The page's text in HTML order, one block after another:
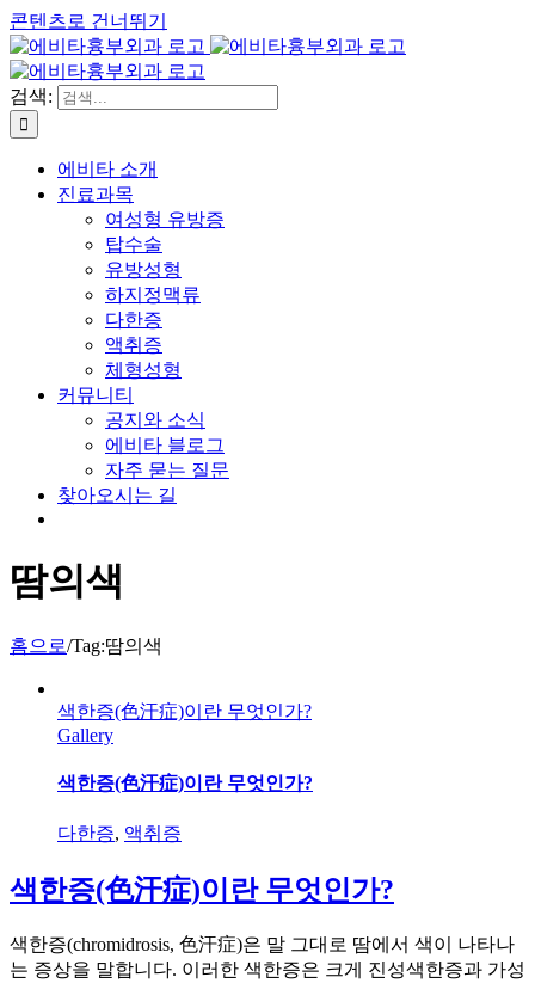
콘텐츠로 건너뛰기
검색:
에비타 소개
진료과목
여성형 유방증
탑수술
유방성형
하지정맥류
다한증
액취증
체형성형
커뮤니티
공지와 소식
에비타 블로그
자주 묻는 질문
찾아오시는 길
땀의색
홈으로/Tag:땀의색
색한증(色汗症)이란 무엇인가?
Gallery
색한증(色汗症)이란 무엇인가?
다한증, 액취증
색한증(色汗症)이란 무엇인가?
색한증(chromidrosis, 色汗症)은 말 그대로 땀에서 색이 나타나
는 증상을 말합니다. 이러한 색한증은 크게 진성색한증과 가성